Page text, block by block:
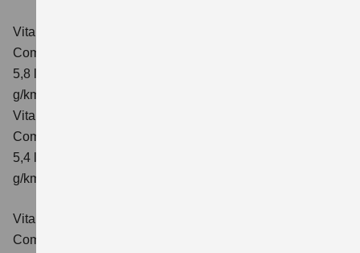
Vitara 1.4 BOOSTERJET HYBRID ALLGRIP AT
Comfort
5,8 l/100 km; kombinierter Wert der CO₂-Emission: 137
g/km; CO₂-Klasse: E
Vitara 1.4 BOOSTERJET HYBRID ALLGRIP
Comfort+ Verbrauchswerte: kombinierter Energieverbrauch
5,4 l/100km; kombinierter Wert der CO₂-Emission: 129
g/km; CO₂-Klasse: D
Vitara 1.4 BOOSTERJET HYBRID ALLGRIP AT
Comfort+